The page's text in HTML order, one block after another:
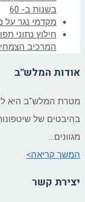
בשנות ב- 60
מקדמי נגר על
חילוץ נתוני
המרכיב הצמחי
אודות המלש"ב
מטרת המלש"ב היא
בהיבטים של
מגוונים…
המשך קריאה>
יצירת קשר